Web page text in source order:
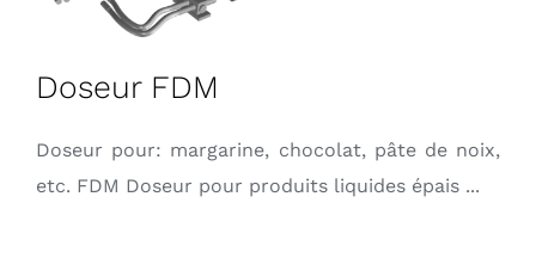
Doseur FDM
Doseur pour: margarine, chocolat, pâte de noix,
etc. FDM Doseur pour produits liquides épais ...